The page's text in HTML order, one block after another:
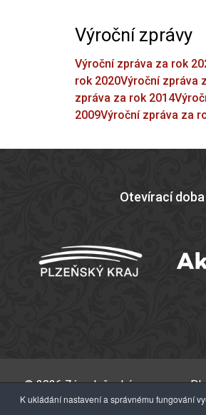
Výroční zprávy
Výroční zpráva za rok
rok 2020Výroční zpráva
zpráva za rok 2014
2009Výroční zpráva za
Otevírací doba
© 2026 Západočeské muzeum v
K ukládání nastavení a správnému fungování